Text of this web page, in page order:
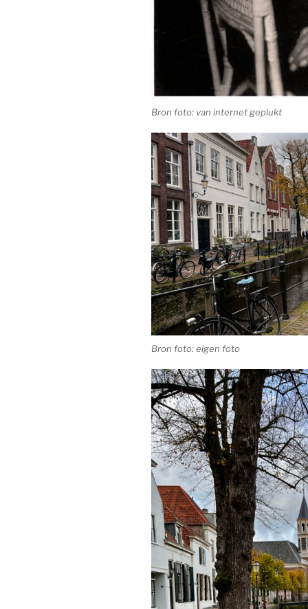
Bron foto: van internet geplukt
Bron foto: eigen foto